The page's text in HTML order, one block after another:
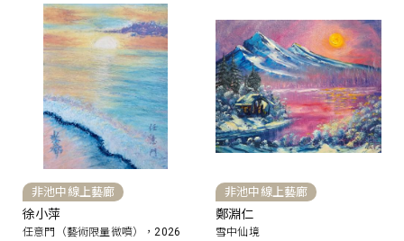
非池中線上藝廊
徐小萍
任意門（藝術限量微噴），2026
非池中線上藝廊
鄭淵仁
雪中仙境